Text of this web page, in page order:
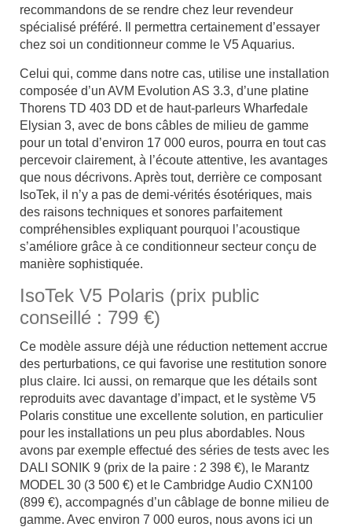
recommandons de se rendre chez leur revendeur
spécialisé préféré. Il permettra certainement d’essayer
chez soi un conditionneur comme le V5 Aquarius.
Celui qui, comme dans notre cas, utilise une installation
composée d’un AVM Evolution AS 3.3, d’une platine
Thorens TD 403 DD et de haut-parleurs Wharfedale
Elysian 3, avec de bons câbles de milieu de gamme
pour un total d’environ 17 000 euros, pourra en tout cas
percevoir clairement, à l’écoute attentive, les avantages
que nous décrivons. Après tout, derrière ce composant
IsoTek, il n’y a pas de demi-vérités ésotériques, mais
des raisons techniques et sonores parfaitement
compréhensibles expliquant pourquoi l’acoustique
s’améliore grâce à ce conditionneur secteur conçu de
manière sophistiquée.
IsoTek V5 Polaris (prix public
conseillé : 799 €)
Ce modèle assure déjà une réduction nettement accrue
des perturbations, ce qui favorise une restitution sonore
plus claire. Ici aussi, on remarque que les détails sont
reproduits avec davantage d’impact, et le système V5
Polaris constitue une excellente solution, en particulier
pour les installations un peu plus abordables. Nous
avons par exemple effectué des séries de tests avec les
DALI SONIK 9 (prix de la paire : 2 398 €), le Marantz
MODEL 30 (3 500 €) et le Cambridge Audio CXN100
(899 €), accompagnés d’un câblage de bonne milieu de
gamme. Avec environ 7 000 euros, nous avons ici un